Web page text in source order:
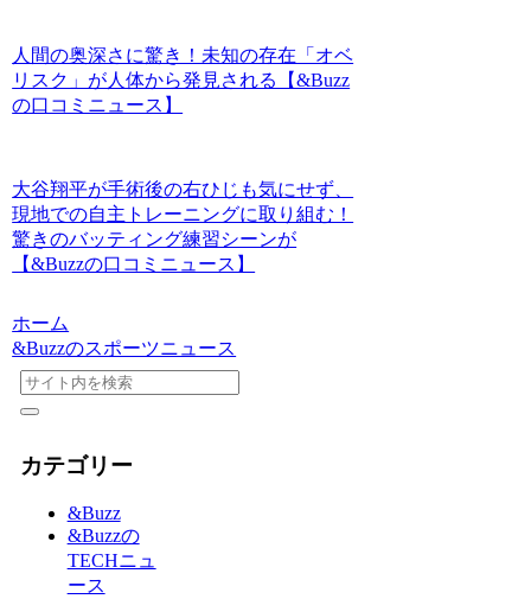
人間の奥深さに驚き！未知の存在「オベ
リスク」が人体から発見される【&Buzz
の口コミニュース】
大谷翔平が手術後の右ひじも気にせず、
現地での自主トレーニングに取り組む！
驚きのバッティング練習シーンが
【&Buzzの口コミニュース】
ホーム
&Buzzのスポーツニュース
カテゴリー
&Buzz
&Buzzの
TECHニュ
ース